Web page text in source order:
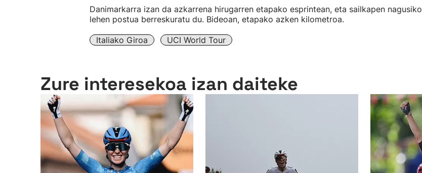
Danimarkarra izan da azkarrena hirugarren etapako esprintean, eta sailkapen nagusiko
lehen postua berreskuratu du. Bideoan, etapako azken kilometroa.
Italiako Giroa UCI World Tour
Zure interesekoa izan daiteke